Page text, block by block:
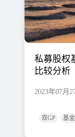
私募股权
比较分析
2023年07月
双GP 基